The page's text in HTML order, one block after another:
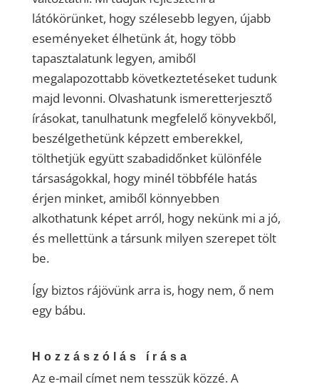
látókörünket, hogy szélesebb legyen, újabb
eseményeket élhetünk át, hogy több
tapasztalatunk legyen, amiből
megalapozottabb következtetéseket tudunk
majd levonni. Olvashatunk ismeretterjesztő
írásokat, tanulhatunk megfelelő könyvekből,
beszélgethetünk képzett emberekkel,
tölthetjük együtt szabadidőnket különféle
társaságokkal, hogy minél többféle hatás
érjen minket, amiből könnyebben
alkothatunk képet arról, hogy nekünk mi a jó,
és mellettünk a társunk milyen szerepet tölt
be.
Így biztos rájövünk arra is, hogy nem, ő nem
egy bábu.
Hozzászólás írása
Az e-mail címet nem tesszük közzé.A